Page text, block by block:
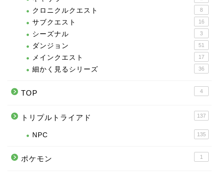
クロニクルクエスト 8
サブクエスト 16
シーズナル 3
ダンジョン 51
メインクエスト 17
細かく見るシリーズ 36
TOP 4
トリプルトライアド 137
NPC 135
ポケモン 1